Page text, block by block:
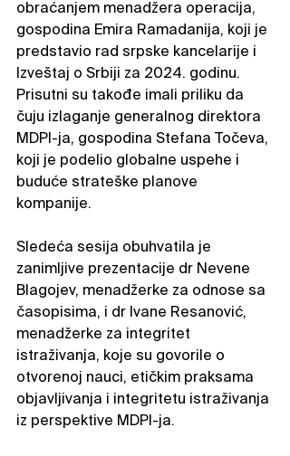
obraćanjem menadžera operacija,
gospodina Emira Ramadanija, koji je
predstavio rad srpske kancelarije i
Izveštaj o Srbiji za 2024. godinu.
Prisutni su takođe imali priliku da
čuju izlaganje generalnog direktora
MDPI-ja, gospodina Stefana Točeva,
koji je podelio globalne uspehe i
buduće strateške planove
kompanije.
Sledeća sesija obuhvatila je
zanimljive prezentacije dr Nevene
Blagojev, menadžerke za odnose sa
časopisima, i dr Ivane Resanović,
menadžerke za integritet
istraživanja, koje su govorile o
otvorenoj nauci, etičkim praksama
objavljivanja i integritetu istraživanja
iz perspektive MDPI-ja.